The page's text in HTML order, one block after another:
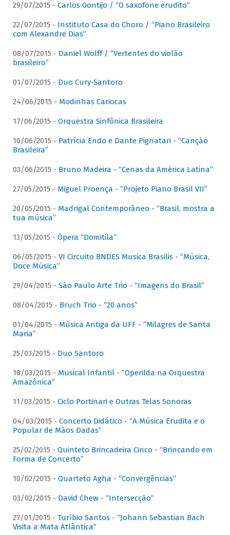
29/07/2015 - Carlos Gontijo / “O saxofone erudito”
22/07/2015 - Instituto Casa do Choro / “Piano Brasileiro
com Alexandre Dias”
08/07/2015 - Daniel Wolff / “Vertentes do violão
brasileiro”
01/07/2015 - Duo Cury-Santoro
24/06/2015 - Modinhas Cariocas
17/06/2015 - Orquestra Sinfônica Brasileira
10/06/2015 - Patrícia Endo e Dante Pignatari - “Canção
Brasileira”
03/06/2015 - Bruno Madeira - “Cenas da América Latina”
27/05/2015 - Miguel Proença - “Projeto Piano Brasil VII”
20/05/2015 - Madrigal Contemporâneo - “Brasil, mostra a
tua música”
13/05/2015 - Ópera “Domitila”
06/05/2015 - VI Circuito BNDES Musica Brasilis - “Música,
Doce Música”
29/04/2015 - São Paulo Arte Trio - “Imagens do Brasil”
08/04/2015 - Bruch Trio - “20 anos”
01/04/2015 - Música Antiga da UFF - “Milagres de Santa
Maria”
25/03/2015 - Duo Santoro
18/03/2015 - Musical Infantil - “Operilda na Orquestra
Amazônica”
11/03/2015 - Ciclo Portinari e Outras Telas Sonoras
04/03/2015 - Concerto Didático - “A Música Erudita e o
Popular de Mãos Dadas”
25/02/2015 - Quinteto Brincadeira Cinco - “Brincando em
Forma de Concerto”
10/02/2015 - Quarteto Agha - “Convergências”
03/02/2015 - David Chew - “Intersecção”
27/01/2015 - Turíbio Santos - “Johann Sebastian Bach
Visita a Mata Atlântica”